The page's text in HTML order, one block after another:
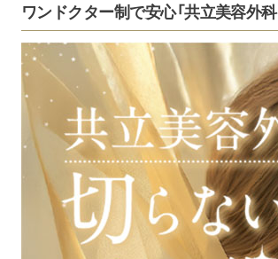
ワンドクター制で安心「共立美容外科